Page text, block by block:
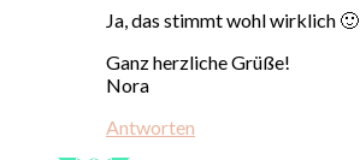
Ja, das stimmt wohl wirklich 🙂
Ganz herzliche Grüße!
Nora
Antworten